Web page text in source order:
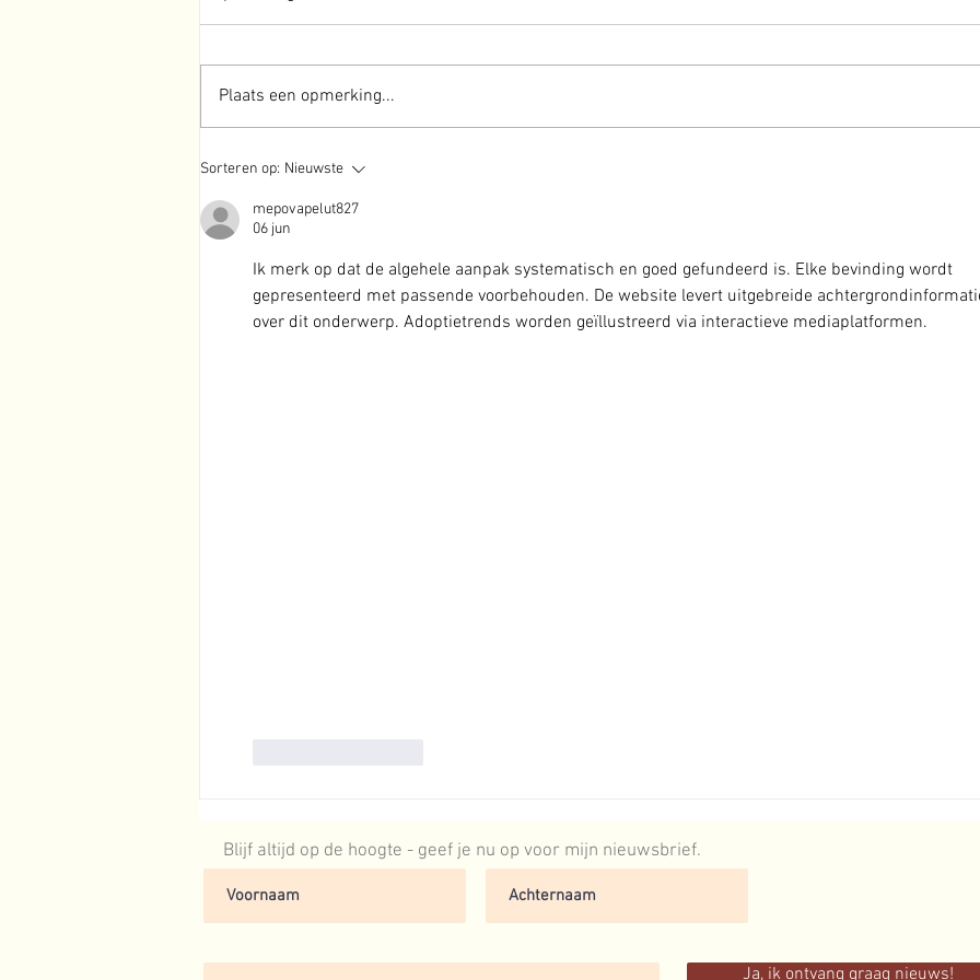
Er Is Geen Controle: Alles
Gebeurt Vanzelf
Plaats een opmerking...
Sorteren op: Nieuwste
mepovapelut827
06 jun
Ik merk op dat de algehele aanpak systematisch en goed gefundeerd is. Elke bevinding wordt
gepresenteerd met passende voorbehouden. De website levert uitgebreide
over dit onderwerp. Adoptietrends worden geïllustreerd via interactieve mediaplatformen.
Blijf altijd op de hoogte - geef je nu op voor mijn nieuwsbrief.
Ja, ik ontvang graag nieuws!